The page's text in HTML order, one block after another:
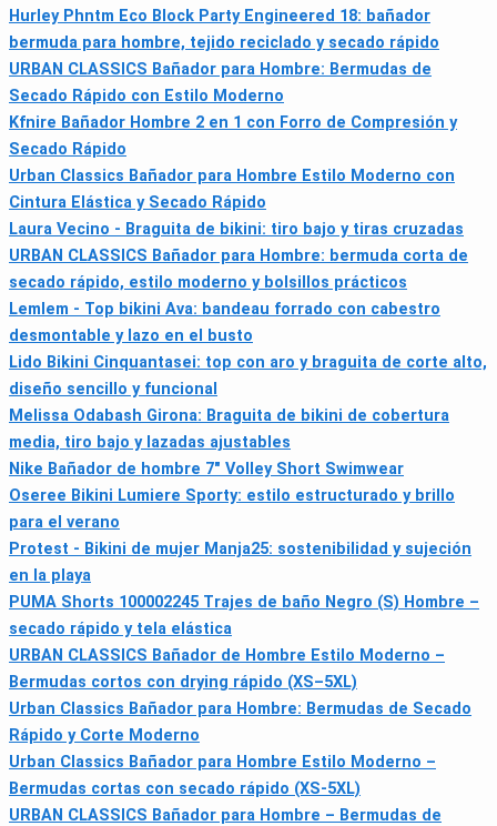
Hurley Phntm Eco Block Party Engineered 18: bañador
bermuda para hombre, tejido reciclado y secado rápido
URBAN CLASSICS Bañador para Hombre: Bermudas de
Secado Rápido con Estilo Moderno
Kfnire Bañador Hombre 2 en 1 con Forro de Compresión y
Secado Rápido
Urban Classics Bañador para Hombre Estilo Moderno con
Cintura Elástica y Secado Rápido
Laura Vecino - Braguita de bikini: tiro bajo y tiras cruzadas
URBAN CLASSICS Bañador para Hombre: bermuda corta de
secado rápido, estilo moderno y bolsillos prácticos
Lemlem - Top bikini Ava: bandeau forrado con cabestro
desmontable y lazo en el busto
Lido Bikini Cinquantasei: top con aro y braguita de corte alto,
diseño sencillo y funcional
Melissa Odabash Girona: Braguita de bikini de cobertura
media, tiro bajo y lazadas ajustables
Nike Bañador de hombre 7" Volley Short Swimwear
Oseree Bikini Lumiere Sporty: estilo estructurado y brillo
para el verano
Protest - Bikini de mujer Manja25: sostenibilidad y sujeción
en la playa
PUMA Shorts 100002245 Trajes de baño Negro (S) Hombre –
secado rápido y tela elástica
URBAN CLASSICS Bañador de Hombre Estilo Moderno –
Bermudas cortos con drying rápido (XS–5XL)
Urban Classics Bañador para Hombre: Bermudas de Secado
Rápido y Corte Moderno
Urban Classics Bañador para Hombre Estilo Moderno –
Bermudas cortas con secado rápido (XS-5XL)
URBAN CLASSICS Bañador para Hombre – Bermudas de